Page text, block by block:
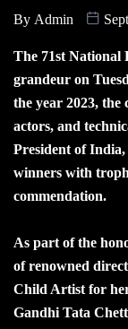
By Admin
The 71st National
grandeur on
the year 2023, the
actors, and
President of
winners with
commendation.
As part of the
of renowned
Child Artist for
Gandhi Tata